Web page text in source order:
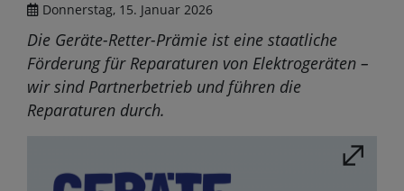
Donnerstag, 15. Januar 2026
Die Geräte-Retter-Prämie ist eine staatliche
Förderung für Reparaturen von Elektrogeräten –
wir sind Partnerbetrieb und führen die
Reparaturen durch.